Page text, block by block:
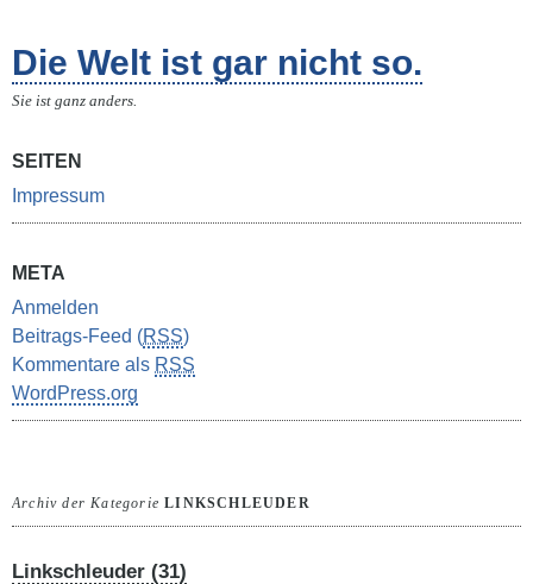
Die Welt ist gar nicht so.
Sie ist ganz anders.
SEITEN
Impressum
META
Anmelden
Beitrags-Feed (RSS)
Kommentare als RSS
WordPress.org
Archiv der KategorieLINKSCHLEUDER
Linkschleuder (31)